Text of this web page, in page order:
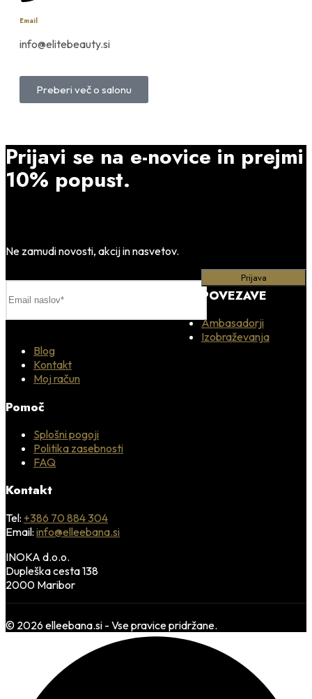
Email
info@elitebeauty.si
Preberi več o salonu
Prijavi se na e-novice in prejmi
10% popust.
Ne zamudi novosti, akcij in nasvetov.
POVEZAVE
Ambasadorji
Izobraževanja
Blog
Kontakt
Moj račun
Pomoč
Splošni pogoji
Politika zasebnosti
FAQ
Kontakt
Tel: +386 70 884 304
Email: info@elleebana.si
INOKA d.o.o.
Dupleška cesta 138
2000 Maribor
© 2026 elleebana.si - Vse pravice pridržane.